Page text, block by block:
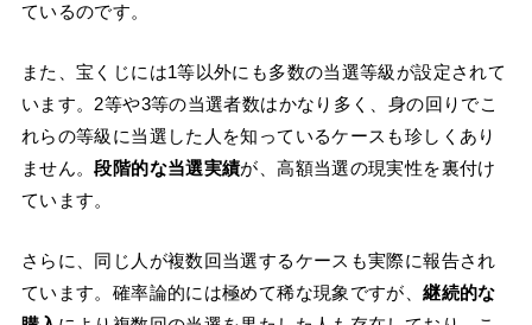
ているのです。
また、宝くじには1等以外にも多数の当選等級が設定されて
います。2等や3等の当選者数はかなり多く、身の回りでこ
れらの等級に当選した人を知っているケースも珍しくあり
ません。段階的な当選実績が、高額当選の現実性を裏付け
ています。
さらに、同じ人が複数回当選するケースも実際に報告され
ています。確率論的には極めて稀な現象ですが、継続的な